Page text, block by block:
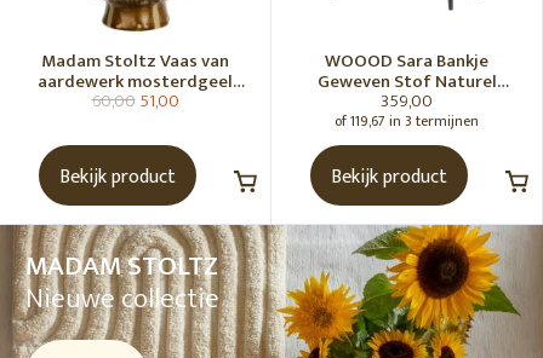
Madam Stoltz Vaas van
aardewerk mosterdgeel
naturel
60,0051,00
Bekijk product
WOOOD Sara Bankje
Geweven Stof Naturel
Melange [Fsc]
359,00
of 119,67 in 3 termijnen
Bekijk product
MADAM STOLTZ
Nieuwe collectie